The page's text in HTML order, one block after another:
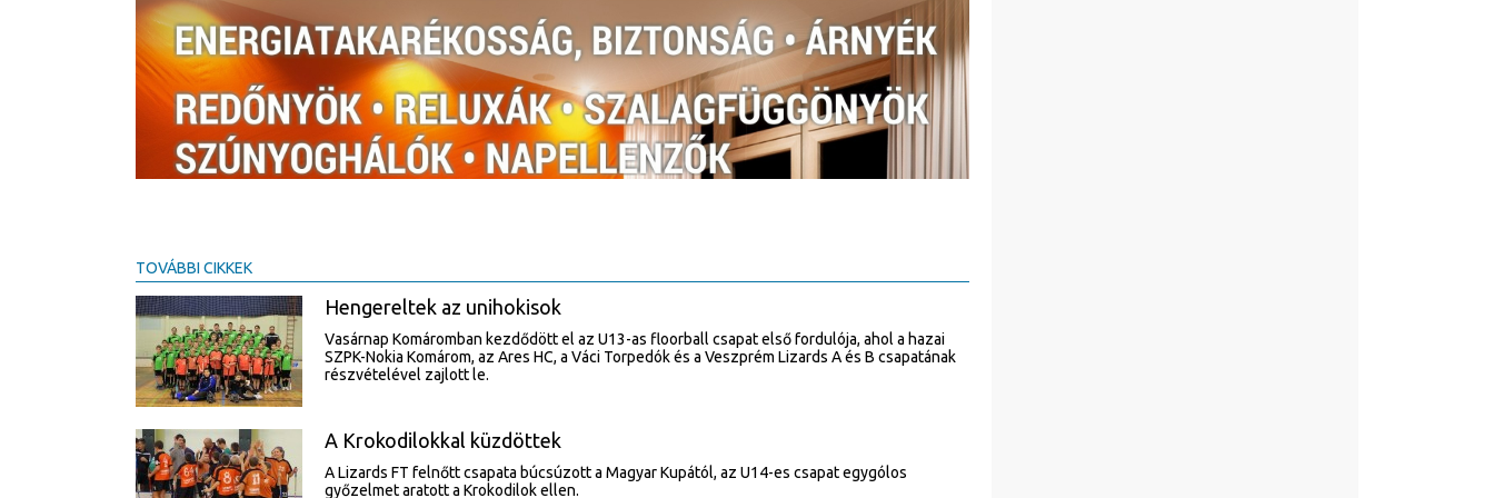
TOVÁBBI CIKKEK
Hengereltek az unihokisok
Vasárnap Komáromban kezdődött el az U13-as floorball csapat első fordulója, ahol a hazai
SZPK-Nokia Komárom, az Ares HC, a Váci Torpedók és a Veszprém Lizards A és B csapatának
részvételével zajlott le.
A Krokodilokkal küzdöttek
A Lizards FT felnőtt csapata búcsúzott a Magyar Kupától, az U14-es csapat egygólos
győzelmet aratott a Krokodilok ellen.